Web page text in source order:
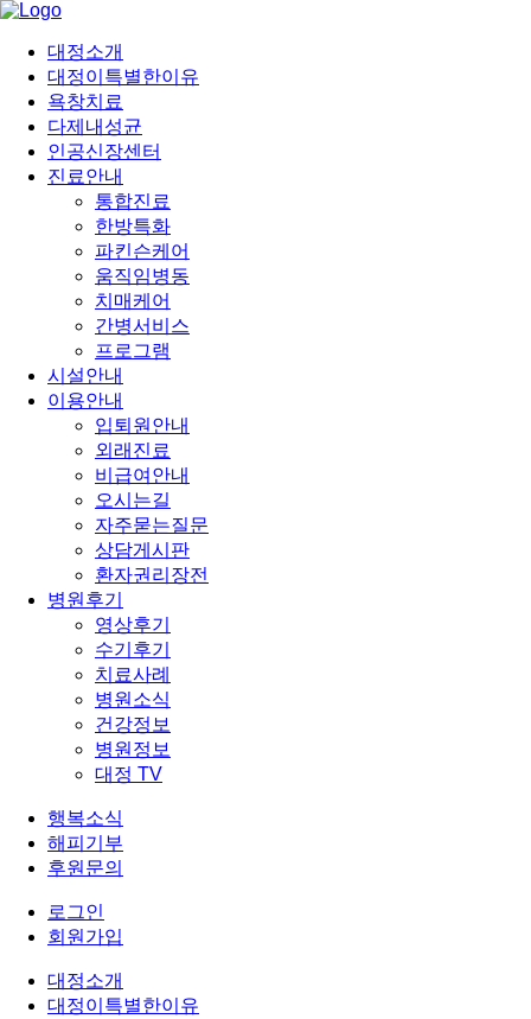
대정소개
대정이특별한이유
욕창치료
다제내성균
인공신장센터
진료안내
통합진료
한방특화
파킨슨케어
움직임병동
치매케어
간병서비스
프로그램
시설안내
이용안내
입퇴원안내
외래진료
비급여안내
오시는길
자주묻는질문
상담게시판
환자권리장전
병원후기
영상후기
수기후기
치료사례
병원소식
건강정보
병원정보
대정 TV
행복소식
해피기부
후원문의
로그인
회원가입
대정소개
대정이특별한이유